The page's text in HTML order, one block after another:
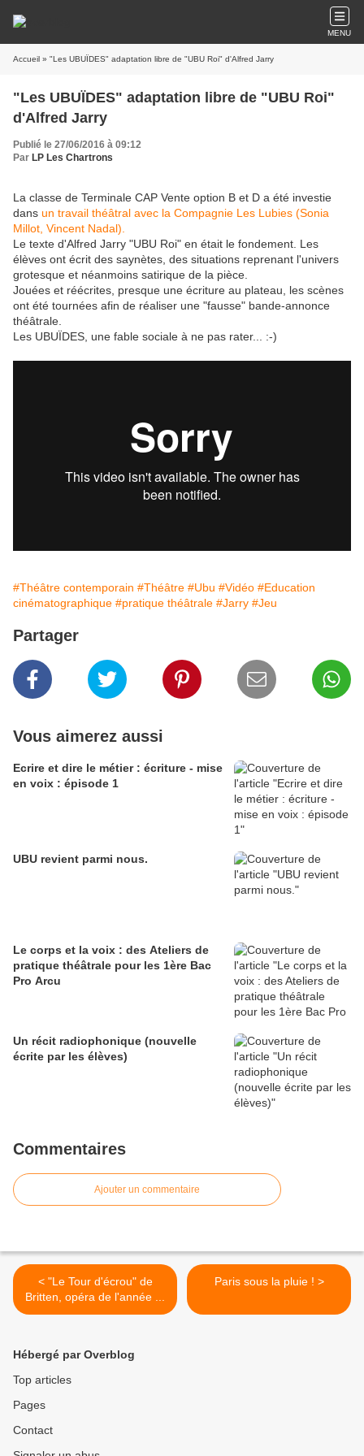
MENU
Accueil » "Les UBUÏDES" adaptation libre de "UBU Roi" d'Alfred Jarry
"Les UBUÏDES" adaptation libre de "UBU Roi"
d'Alfred Jarry
Publié le 27/06/2016 à 09:12
Par LP Les Chartrons
La classe de Terminale CAP Vente option B et D a été investie
dans un travail théâtral avec la Compagnie Les Lubies (Sonia
Millot, Vincent Nadal).
Le texte d'Alfred Jarry "UBU Roi" en était le fondement. Les
élèves ont écrit des saynètes, des situations reprenant l'univers
grotesque et néanmoins satirique de la pièce.
Jouées et réécrites, presque une écriture au plateau, les scènes
ont été tournées afin de réaliser une "fausse" bande-annonce
théâtrale.
Les UBUÏDES, une fable sociale à ne pas rater... :-)
#Théâtre contemporain #Théâtre #Ubu #Vidéo #Education
cinématographique #pratique théâtrale #Jarry #Jeu
Partager
Vous aimerez aussi
Ecrire et dire le métier : écriture - mise
en voix : épisode 1
UBU revient parmi nous.
Le corps et la voix : des Ateliers de
pratique théâtrale pour les 1ère Bac
Pro Arcu
Un récit radiophonique (nouvelle
écrite par les élèves)
Commentaires
Ajouter un commentaire
< "Le Tour d'écrou" de
Britten, opéra de l'année ...
Paris sous la pluie ! >
Hébergé par Overblog
Top articles
Pages
Contact